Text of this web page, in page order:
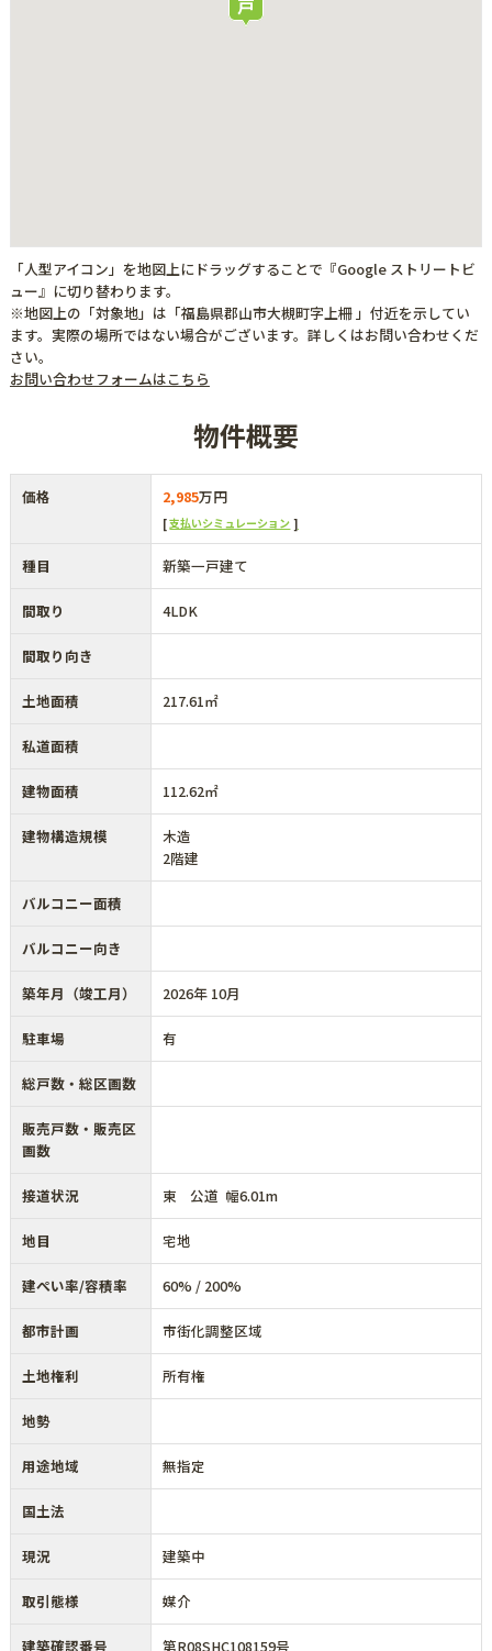
「人型アイコン」を地図上にドラッグすることで『Google ストリートビ
ュー』に切り替わります。
※地図上の「対象地」は「福島県郡山市大槻町字上柵 」付近を示してい
ます。実際の場所ではない場合がございます。詳しくはお問い合わせくだ
さい。
お問い合わせフォームはこちら
物件概要
価格 2,985万円
支払いシミュレーション
種目 新築一戸建て
間取り 4LDK
間取り向き
土地面積 217.61㎡
私道面積
建物面積 112.62㎡
建物構造規模
木造
2階建
バルコニー面積
バルコニー向き
築年月（竣工月） 2026年 10月
駐車場 有
総戸数・総区画数
販売戸数・販売区
画数
接道状況 東 公道 幅6.01m
地目 宅地
建ぺい率/容積率 60% / 200%
都市計画 市街化調整区域
土地権利 所有権
地勢
用途地域 無指定
国土法
現況 建築中
取引態様 媒介
建築確認番号 第R08SHC108159号